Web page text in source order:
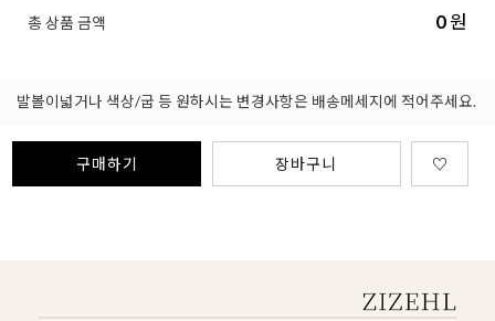
총 상품 금액 0원
발볼이넓거나 색상/굽 등 원하시는 변경사항은 배송메세지에 적어주세요.
구매하기 장바구니 ♡